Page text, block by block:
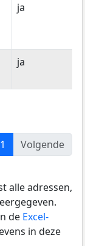
ja
ja
1 Volgende
alle adressen,
de Excel-
in deze